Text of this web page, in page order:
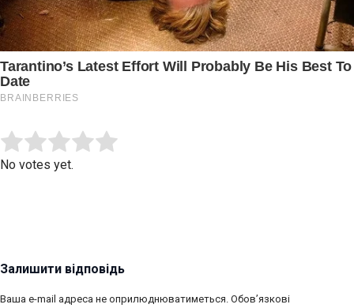
Rate this item:
No votes yet.
Залишити відповідь
Ваша e-mail адреса не оприлюднюватиметься. Обов’язкові